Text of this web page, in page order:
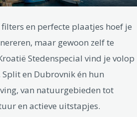
en perfecte plaatjes hoef je
maar gewoon zelf te
Stedenspecial vind je volop
en Dubrovnik én hun
van natuurgebieden tot
en actieve uitstapjes.